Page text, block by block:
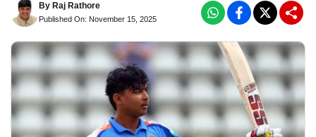
By Raj Rathore
Published On: November 15, 2025